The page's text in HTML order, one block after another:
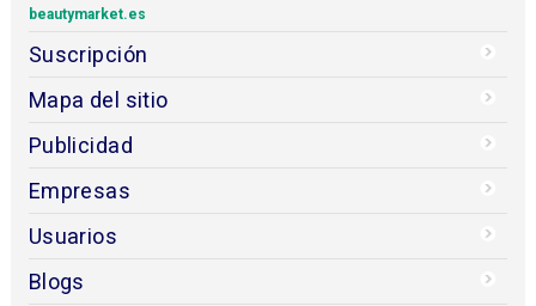
beautymarket.es
Suscripción
Mapa del sitio
Publicidad
Empresas
Usuarios
Blogs